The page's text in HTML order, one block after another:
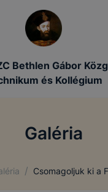
Bethlen Gábor
és Kollégium
Galéria
/ Csomagoljuk ki a